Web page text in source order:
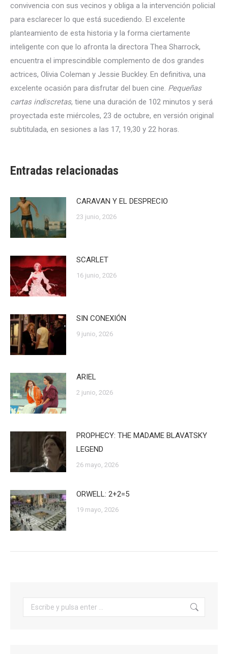
convivencia con sus vecinos y obliga a la intervención policial
para esclarecer lo que está sucediendo. El excelente
planteamiento de esta historia y la forma ciertamente
inteligente con que lo afronta la directora Thea Sharrock,
encuentra el imprescindible complemento de dos grandes
actrices, Olivia Coleman y Jessie Buckley. En definitiva, una
excelente ocasión para disfrutar del buen cine. Pequeñas
cartas indiscretas, tiene una duración de 102 minutos y será
proyectada este miércoles, 23 de octubre, en versión original
subtitulada, en sesiones a las 17, 19,30 y 22 horas.
Entradas relacionadas
CARAVAN Y EL DESPRECIO
23 junio, 2026
SCARLET
16 junio, 2026
SIN CONEXIÓN
9 junio, 2026
ARIEL
2 junio, 2026
PROPHECY: THE MADAME BLAVATSKY
LEGEND
26 mayo, 2026
ORWELL: 2+2=5
19 mayo, 2026
Buscar: